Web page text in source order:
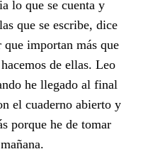
lo que se cuenta y
que se escribe, dice
importan más que
de ellas. Leo
he llegado al final
el cuaderno abierto y
porque he de tomar